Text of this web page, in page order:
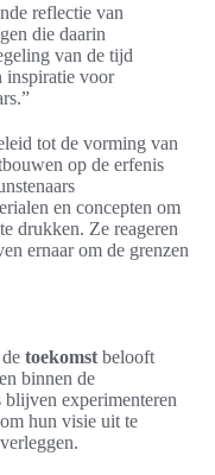
reflectie van
die daarin
van de tijd
inspiratie voor
tot de vorming van
op de erfenis
en concepten om
drukken. Ze reageren
ernaar om de grenzen
toekomst belooft
binnen de
blijven experimenteren
hun visie uit te